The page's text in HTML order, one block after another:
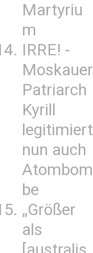
Martyriu
m
IRRE! -
Moskauer
Patriarch
Kyrill
legitimiert
nun auch
Atombom
be
„Größer
als